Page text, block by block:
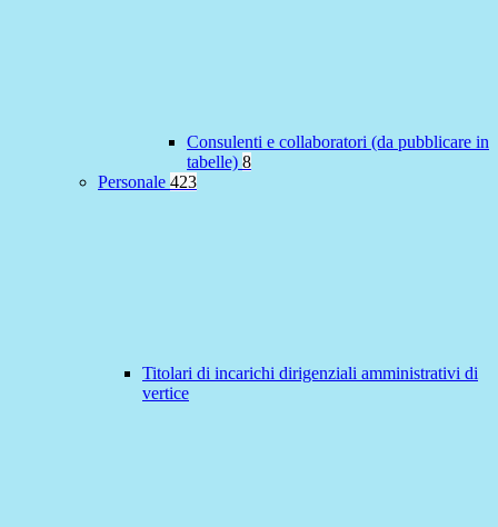
Consulenti e collaboratori (da pubblicare in
tabelle) 8
Personale 423
Titolari di incarichi dirigenziali amministrativi di
vertice